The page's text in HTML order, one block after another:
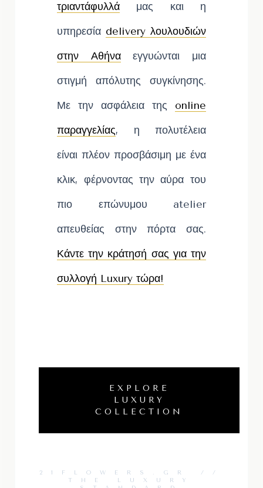
τριαντάφυλλά μας και η
υπηρεσία delivery λουλουδιών
στην Αθήναεγγυώνται μια
στιγμή απόλυτης συγκίνησης.
Με την ασφάλεια της online
παραγγελίας, η πολυτέλεια
είναι πλέον προσβάσιμη με ένα
κλικ, φέρνοντας την αύρα του
πιο επώνυμου atelier
απευθείας στην πόρτα σας.
Κάντε την κράτησή σας για την
συλλογή Luxury τώρα!
EXPLORE
LUXURY
COLLECTION
21FLOWERS.GR //
THE LUXURY